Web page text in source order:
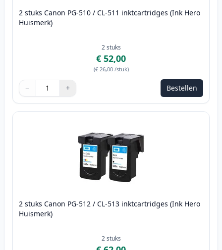
2 stuks Canon PG-510 / CL-511 inktcartridges (Ink Hero
Huismerk)
2 stuks
€ 52,00
(€ 26,00 /stuk)
Aantal
Gebruik de knoppen om aan te passen
− +
Aantal 1 Bestellen
2 stuks Canon PG-512 / CL-513 inktcartridges (Ink Hero
Huismerk)
2 stuks